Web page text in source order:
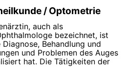
/ Optometrie
auch als
bezeichnet, ist
Behandlung und
und Problemen des Auges
hat. Die Tätigkeiten der